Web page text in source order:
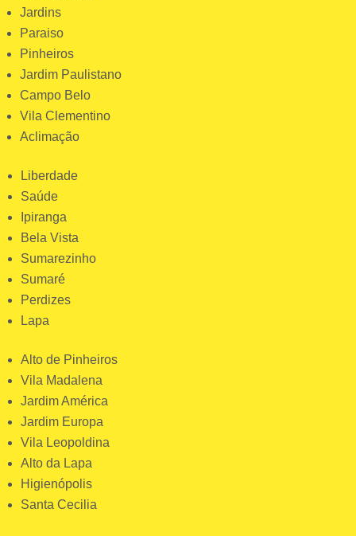
Jardins
Paraiso
Pinheiros
Jardim Paulistano
Campo Belo
Vila Clementino
Aclimação
Liberdade
Saúde
Ipiranga
Bela Vista
Sumarezinho
Sumaré
Perdizes
Lapa
Alto de Pinheiros
Vila Madalena
Jardim América
Jardim Europa
Vila Leopoldina
Alto da Lapa
Higienópolis
Santa Cecilia